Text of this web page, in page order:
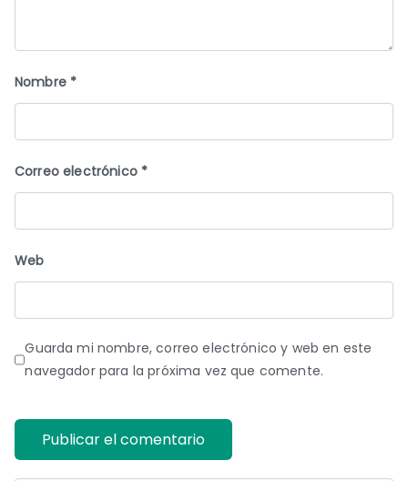
Nombre *
Correo electrónico *
Web
Guarda mi nombre, correo electrónico y web en este
navegador para la próxima vez que comente.